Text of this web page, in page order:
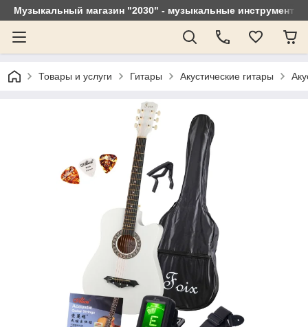
Музыкальный магазин "2030" - музыкальные
Товары и услуги Гитары Акустические гитары